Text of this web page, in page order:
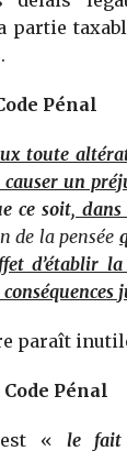
partie
Pénal
toute
un
ce soit,
de la pensée
d’établir
paraît
Pénal
est « le fait